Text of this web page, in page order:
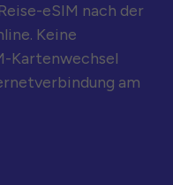
eSIM nach der
Keine
Kartenwechsel
am